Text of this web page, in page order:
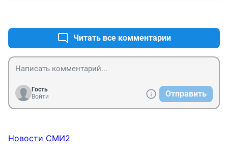
Читать все комментарии
Гость
Войти
Отправить
Новости СМИ2